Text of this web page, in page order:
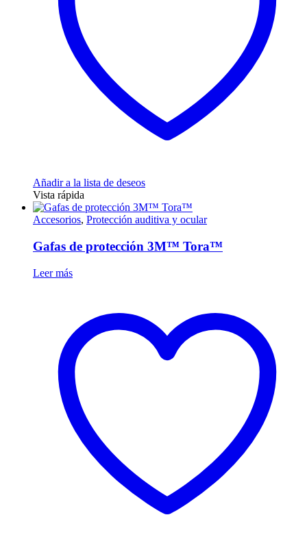
Añadir a la lista de deseos
Vista rápida
Accesorios, Protección auditiva y ocular
Gafas de protección 3M™ Tora™
Leer más